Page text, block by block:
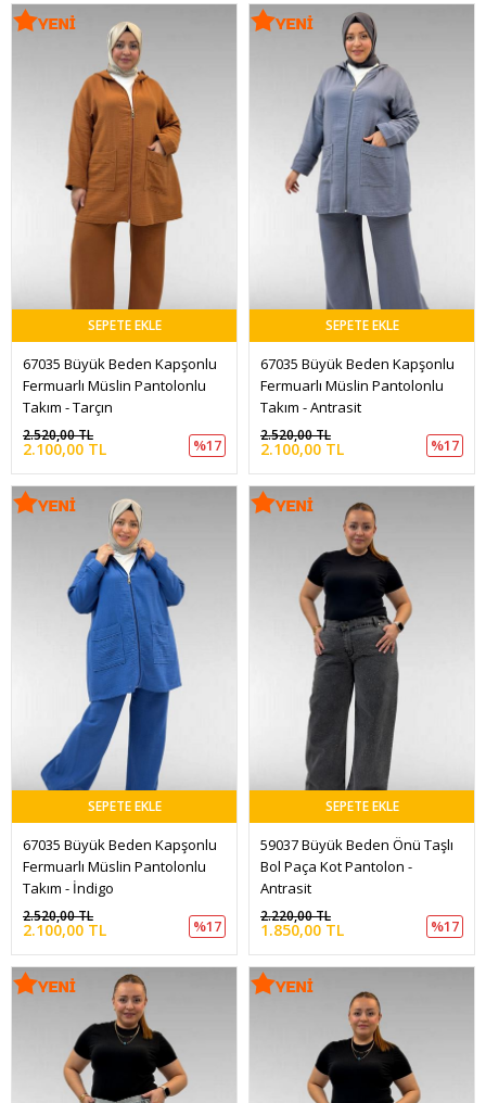
SEPETE EKLE
67035 Büyük Beden Kapşonlu
Fermuarlı Müslin Pantolonlu
Takım - Tarçın
2.100,00 TL
2.520,00 TL
%17
SEPETE EKLE
67035 Büyük Beden Kapşonlu
Fermuarlı Müslin Pantolonlu
Takım - Antrasit
2.100,00 TL
2.520,00 TL
%17
SEPETE EKLE
67035 Büyük Beden Kapşonlu
Fermuarlı Müslin Pantolonlu
Takım - İndigo
2.100,00 TL
2.520,00 TL
%17
SEPETE EKLE
59037 Büyük Beden Önü Taşlı
Bol Paça Kot Pantolon -
Antrasit
1.850,00 TL
2.220,00 TL
%17